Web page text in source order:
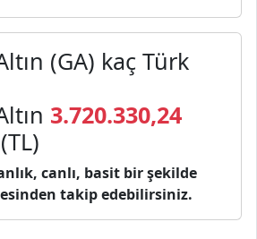
(GA) kaç Türk
3.720.330,24
canlı, basit bir şekilde
takip edebilirsiniz.